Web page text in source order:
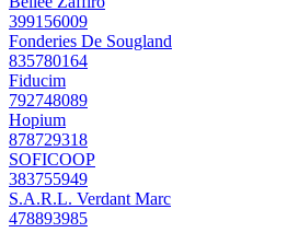
399156009
Fonderies De Sougland
835780164
Fiducim
792748089
Hopium
878729318
SOFICOOP
383755949
S.A.R.L. Verdant Marc
478893985